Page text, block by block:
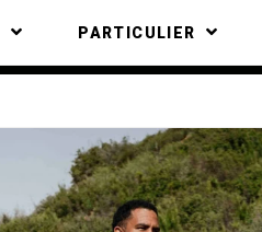
PARTICULIER